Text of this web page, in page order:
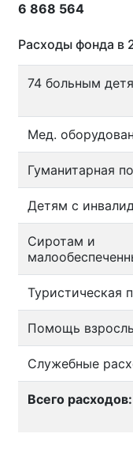
6 868 564
Расходы фонда в
74 больным
Мед.
Гуманитарная
Детям с
Сиротам и
Туристическая
Помощь
Служебные
Всего расходов: